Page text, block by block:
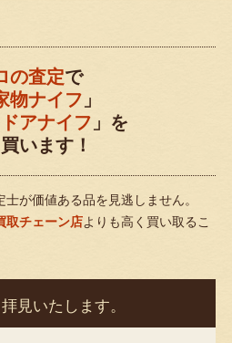
の査定で
物ナイフ 」
アナイフ 」を
います！
が価値ある品を見逃しません。
取チェーン店よりも高く買い取るこ
見いたします。